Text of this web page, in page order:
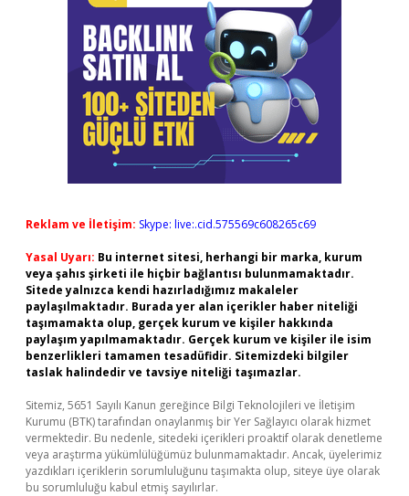
Reklam ve İletişim: Skype: live:.cid.575569c608265c69
Yasal Uyarı: Bu internet sitesi, herhangi bir marka, kurum
veya şahıs şirketi ile hiçbir bağlantısı bulunmamaktadır.
Sitede yalnızca kendi hazırladığımız makaleler
paylaşılmaktadır. Burada yer alan içerikler haber niteliği
taşımamakta olup, gerçek kurum ve kişiler hakkında
paylaşım yapılmamaktadır. Gerçek kurum ve kişiler ile isim
benzerlikleri tamamen tesadüfidir. Sitemizdeki bilgiler
taslak halindedir ve tavsiye niteliği taşımazlar.
Sitemiz, 5651 Sayılı Kanun gereğince Bilgi Teknolojileri ve İletişim
Kurumu (BTK) tarafından onaylanmış bir Yer Sağlayıcı olarak hizmet
vermektedir. Bu nedenle, sitedeki içerikleri proaktif olarak denetleme
veya araştırma yükümlülüğümüz bulunmamaktadır. Ancak, üyelerimiz
yazdıkları içeriklerin sorumluluğunu taşımakta olup, siteye üye olarak
bu sorumluluğu kabul etmiş sayılırlar.